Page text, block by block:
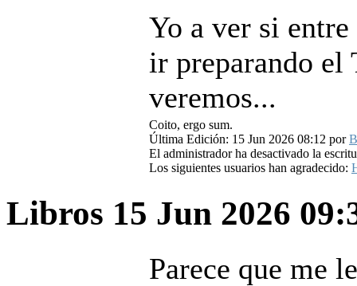
Yo a ver si
ir preparando el
veremos...
Coito, ergo sum.
Última Edición: 15 Jun 2026 08:12 por
El administrador ha desactivado la
Los siguientes usuarios han agradecido:
Libros 15 Jun 2026
Parece que me